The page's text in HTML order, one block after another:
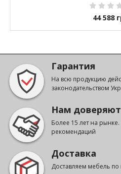
44 588
Гарантия
На всю продукцию
законодательством
Нам доверяют
Более 15 лет на
рекомендаций
Доставка
Доставляем мебель